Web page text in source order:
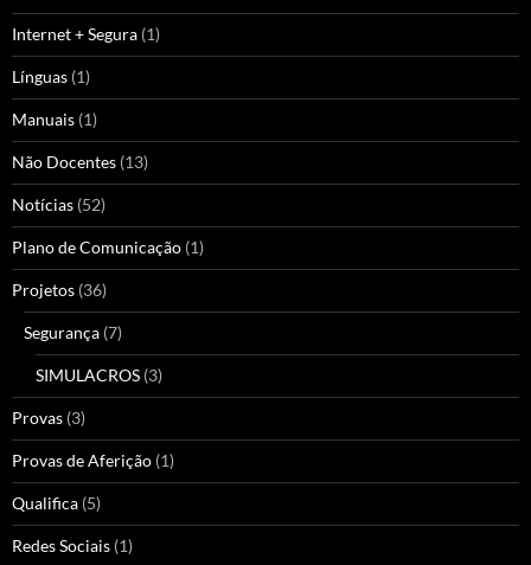
Internet + Segura (1)
Línguas (1)
Manuais (1)
Não Docentes (13)
Notícias (52)
Plano de Comunicação (1)
Projetos (36)
Segurança (7)
SIMULACROS (3)
Provas (3)
Provas de Aferição (1)
Qualifica (5)
Redes Sociais (1)